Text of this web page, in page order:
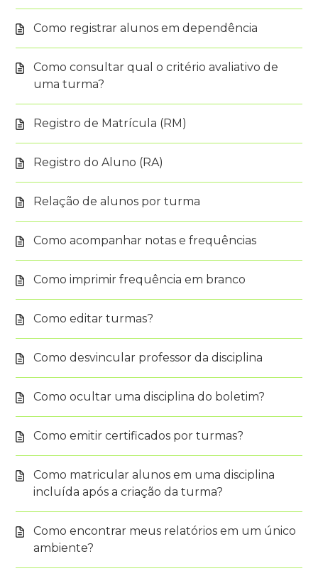
Como registrar alunos em dependência
Como consultar qual o critério avaliativo de
uma turma?
Registro de Matrícula (RM)
Registro do Aluno (RA)
Relação de alunos por turma
Como acompanhar notas e frequências
Como imprimir frequência em branco
Como editar turmas?
Como desvincular professor da disciplina
Como ocultar uma disciplina do boletim?
Como emitir certificados por turmas?
Como matricular alunos em uma disciplina
incluída após a criação da turma?
Como encontrar meus relatórios em um único
ambiente?